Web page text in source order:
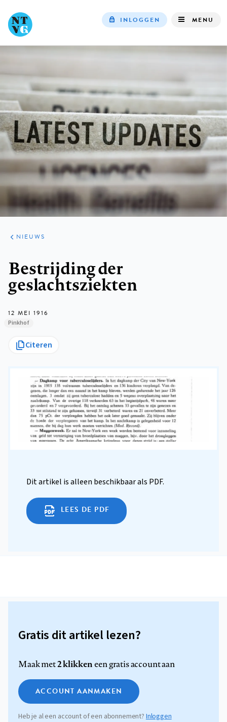
navigation
INLOGGEN MENU
ARTIKELEN
HET
KORT
NIEUWS
Bestrijding der
geslachtsziekten
12 MEI 1916
Pinkhof
Citeren
Dit artikel is alleen beschikbaar als PDF.
LEES DE PDF
Gratis dit artikel lezen?
Maak met2 klikkeneen gratis account aan
ACCOUNT AANMAKEN
Heb je al een account of een abonnement? Inloggen